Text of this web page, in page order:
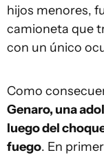
hijos menores,
camioneta que
con un único
Como
Genaro, una
luego del
fuego. En